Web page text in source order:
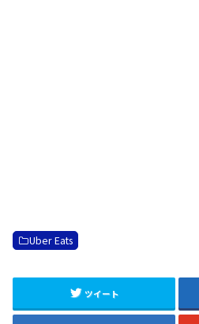
Uber Eats
ツイート